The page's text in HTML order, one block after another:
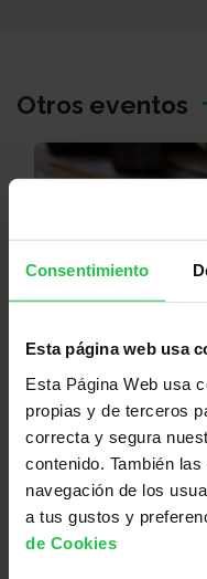
Consentimiento
Esta página web usa
Esta Página Web usa
propias y de terceros
correcta y segura
contenido. También
navegación de los
a tus gustos y
de Cookies
Otros eventos
13/08/2026
XI concurs
plenes i